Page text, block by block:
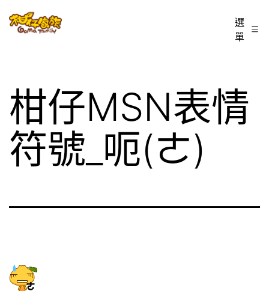
至
內
容
柑
族
BLOG
選
單
柑仔MSN表情
符號_呃(ㄜ)